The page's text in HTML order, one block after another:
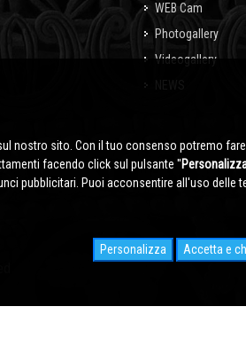
WEB Cam
Photogallery
Videogallery
nostro sito. Con il tuo consenso potremo
facendo click sul pulsante ''
pubblicitari. Puoi acconsentire all'uso
Personalizza Accetta e